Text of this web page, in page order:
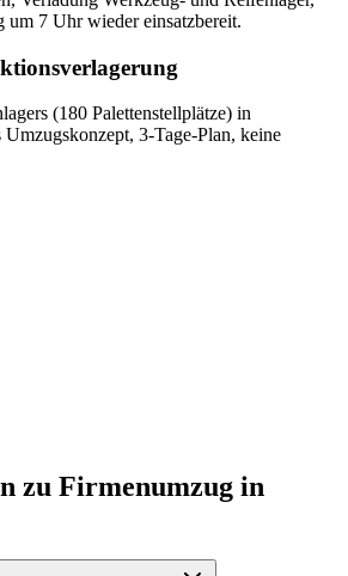
um 7 Uhr wieder einsatzbereit.
(180 Palettenstellplätze) in
3-Tage-Plan, keine
zu Firmenumzug in